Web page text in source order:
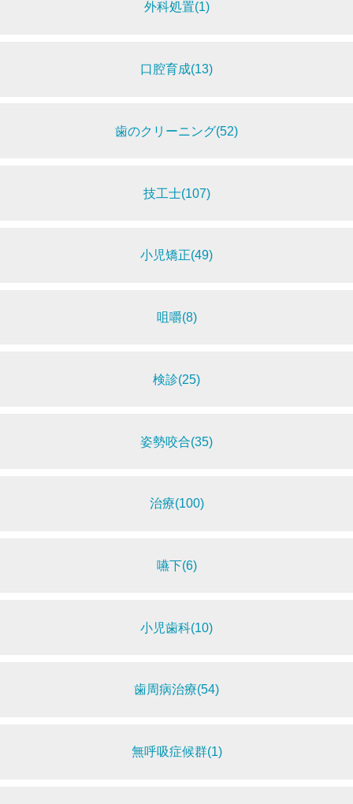
外科処置(1)
口腔育成(13)
歯のクリーニング(52)
技工士(107)
小児矯正(49)
咀嚼(8)
検診(25)
姿勢咬合(35)
治療(100)
嚥下(6)
小児歯科(10)
歯周病治療(54)
無呼吸症候群(1)